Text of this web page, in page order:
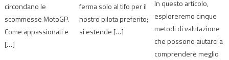
circondano le
scommesse MotoGP.
Come appassionati e
[…]
ferma solo al tifo per il
nostro pilota preferito;
si estende […]
In questo articolo,
esploreremo cinque
metodi di valutazione
che possono aiutarci a
comprendere meglio